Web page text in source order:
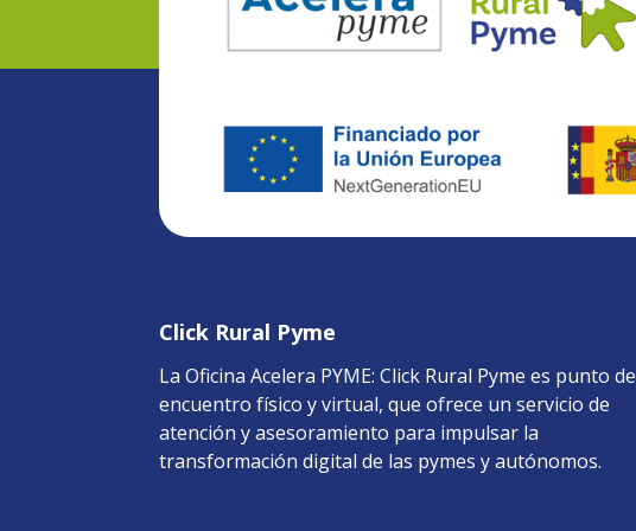
Click Rural Pyme
La Oficina Acelera PYME: Click Rural Pyme es punto de
encuentro físico y virtual, que ofrece un servicio de
atención y asesoramiento para impulsar la
transformación digital de las pymes y autónomos.